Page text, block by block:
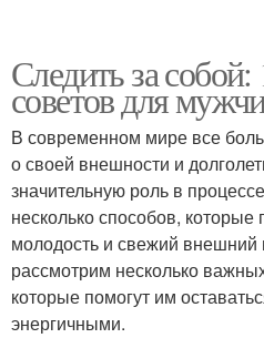
Следить за
советов для
В современном мире все
о своей внешности и
значительную роль в
несколько способов, которые
молодость и свежий внешний
рассмотрим несколько
которые помогут им
энергичными.